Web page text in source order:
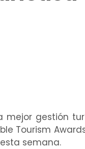
mejor gestión
Tourism
semana.